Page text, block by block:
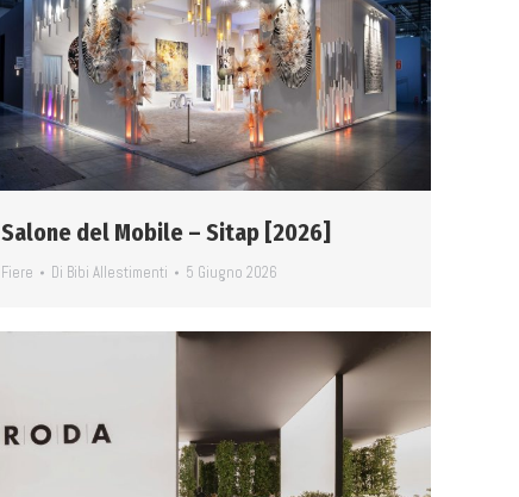
Salone del Mobile – Sitap [2026]
Fiere Di Bibi Allestimenti 5 Giugno 2026